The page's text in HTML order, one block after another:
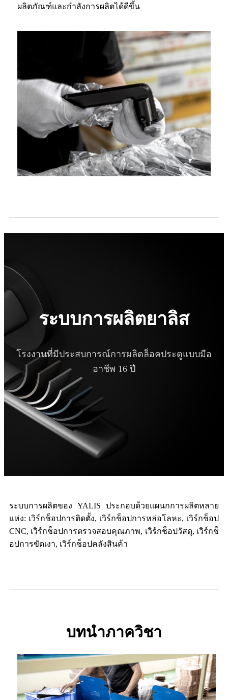
ผลิตภัณฑ์และกำลังการผลิตได้ดีขึ้น
ระบบการผลิตยาลิส
โรงงานที่มีประสบการณ์การผลิตล็อคประตูแบบมือ
อาชีพ 16 ปี
ระบบการผลิตของ YALIS ประกอบด้วยแผนกการผลิตหลาย
แห่ง: เวิร์กช็อปการติดตั้ง, เวิร์กช็อปการหล่อโลหะ, เวิร์กช็อป
CNC, เวิร์กช็อปการตรวจสอบคุณภาพ, เวิร์กช็อปวัสดุ, เวิร์กช็
อปการขัดเงา, เวิร์กช็อปคลังสินค้า
บทนำภาควิชา